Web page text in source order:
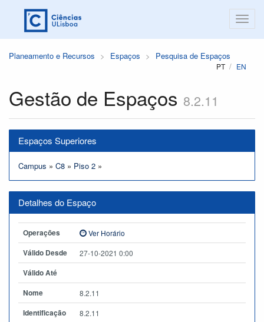
Planeamento e Recursos Espaços Pesquisa de Espaços
PT EN
Gestão de Espaços 8.2.11
Espaços Superiores
Campus » C8 » Piso 2 »
Detalhes do Espaço
Operações Ver Horário
Válido Desde 27-10-2021 0:00
Válido Até
Nome
8.2.11
Identificação 8.2.11